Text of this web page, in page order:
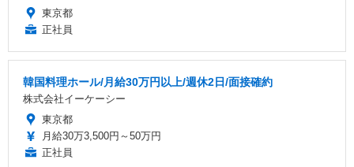
東京都
正社員
韓国料理ホール/月給30万円以上/週休2日/面接確約
株式会社イーケーシー
東京都
月給30万3,500円～50万円
正社員